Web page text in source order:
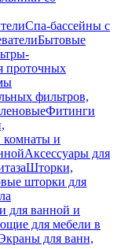
Спа-бассейны с
Бытовые
проточных
фильтров,
Фитинги
комнаты и
Аксессуары для
Шторки,
шторки для
для ванной и
для мебели в
для ванн,